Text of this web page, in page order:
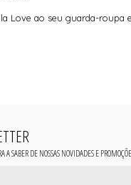
Love ao seu guarda-roupa
A SABER DE NOSSAS NOVIDADES E